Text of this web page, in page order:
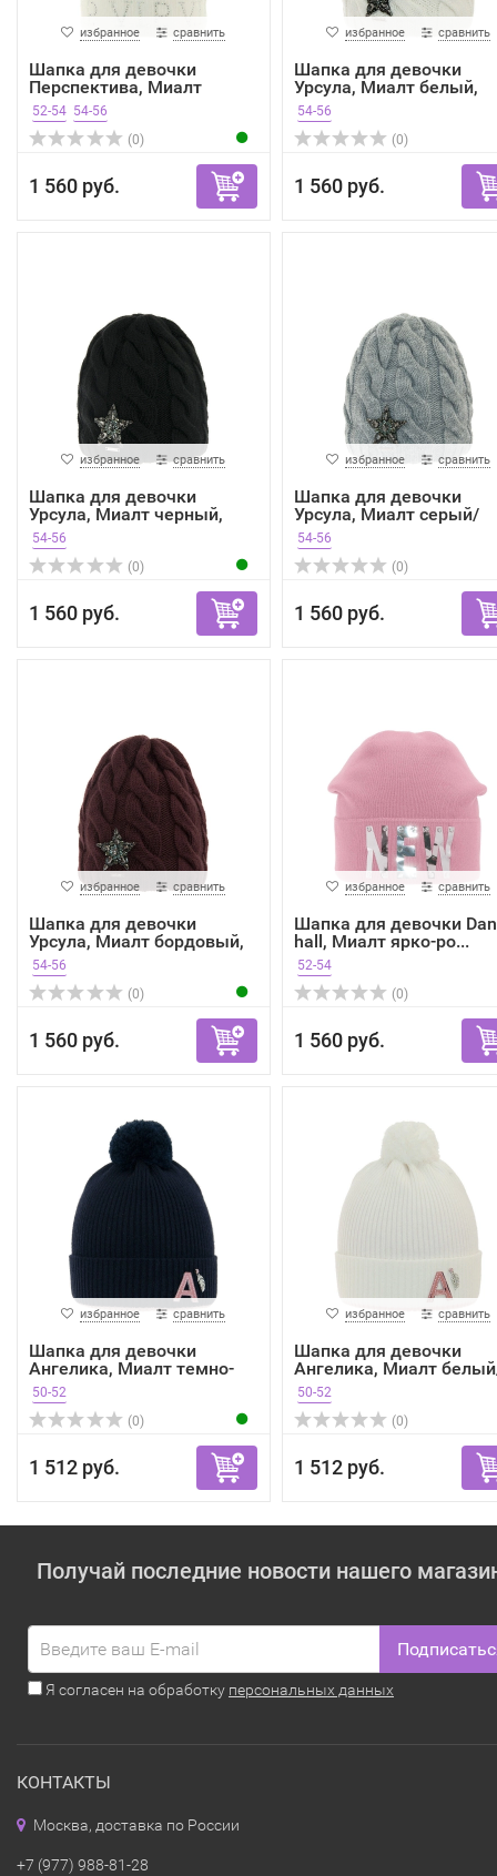
избранное сравнить
Шапка для девочки
Перспектива, Миалт
белый,...
52-54 54-56
(0)
1 560 руб.
избранное сравнить
Шапка для девочки
Урсула, Миалт белый,
весн...
54-56
(0)
1 560 руб.
избранное сравнить
Шапка для девочки
Урсула, Миалт черный,
вес...
54-56
(0)
1 560 руб.
избранное сравнить
Шапка для девочки
Урсула, Миалт серый/
мелан...
54-56
(0)
1 560 руб.
избранное сравнить
Шапка для девочки
Урсула, Миалт бордовый,
в...
54-56
(0)
1 560 руб.
избранное сравнить
Шапка для девочки
hall, Миалт ярко-ро...
52-54
(0)
1 560 руб.
избранное сравнить
Шапка для девочки
Ангелика, Миалт темно-
син...
50-52
(0)
1 512 руб.
избранное сравнить
Шапка для девочки
Ангелика, Миалт
све...
50-52
(0)
1 512 руб.
Получай последние новости нашего
Я согласен на обработку персональных данных
КОНТАКТЫ
Москва, доставка по России
+7 (977) 988-81-28